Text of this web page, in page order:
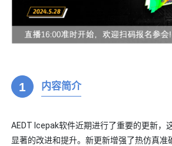
1 内容简介
AEDT Icepak软件近期进行了重要的更新，
显著的改进和提升。新更新增强了热仿真准